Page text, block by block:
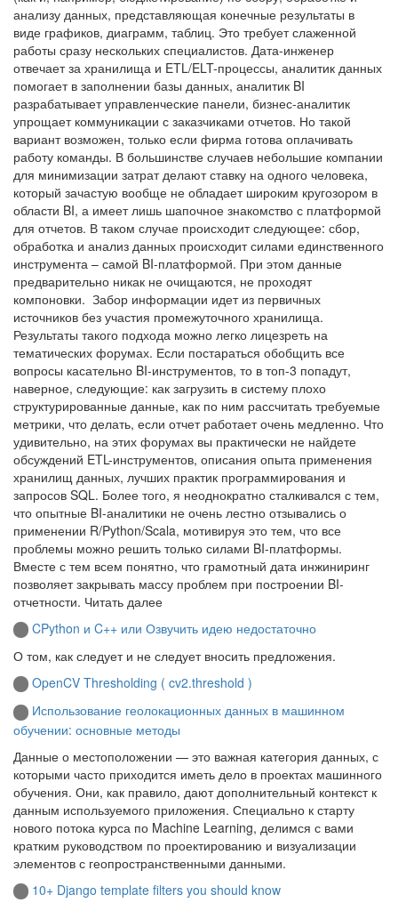
анализу данных, представляющая конечные результаты в
виде графиков, диаграмм, таблиц. Это требует слаженной
работы сразу нескольких специалистов. Дата-инженер
отвечает за хранилища и ETL/ELT-процессы, аналитик данных
помогает в заполнении базы данных, аналитик BI
разрабатывает управленческие панели, бизнес-аналитик
упрощает коммуникации с заказчиками отчетов. Но такой
вариант возможен, только если фирма готова оплачивать
работу команды. В большинстве случаев небольшие компании
для минимизации затрат делают ставку на одного человека,
который зачастую вообще не обладает широким кругозором в
области BI, а имеет лишь шапочное знакомство с платформой
для отчетов. В таком случае происходит следующее: сбор,
обработка и анализ данных происходит силами единственного
инструмента – самой BI-платформой. При этом данные
предварительно никак не очищаются, не проходят
компоновки. Забор информации идет из первичных
источников без участия промежуточного хранилища.
Результаты такого подхода можно легко лицезреть на
тематических форумах. Если постараться обобщить все
вопросы касательно BI-инструментов, то в топ-3 попадут,
наверное, следующие: как загрузить в систему плохо
структурированные данные, как по ним рассчитать требуемые
метрики, что делать, если отчет работает очень медленно. Что
удивительно, на этих форумах вы практически не найдете
обсуждений ETL-инструментов, описания опыта применения
хранилищ данных, лучших практик программирования и
запросов SQL. Более того, я неоднократно сталкивался с тем,
что опытные BI-аналитики не очень лестно отзывались о
применении R/Python/Scala, мотивируя это тем, что все
проблемы можно решить только силами BI-платформы.
Вместе с тем всем понятно, что грамотный дата инжиниринг
позволяет закрывать массу проблем при построении BI-
отчетности. Читать далее
CPython и C++ или Озвучить идею недостаточно
О том, как следует и не следует вносить предложения.
OpenCV Thresholding ( cv2.threshold )
Использование геолокационных данных в машинном
обучении: основные методы
Данные о местоположении — это важная категория данных, с
которыми часто приходится иметь дело в проектах машинного
обучения. Они, как правило, дают дополнительный контекст к
данным используемого приложения. Специально к старту
нового потока курса по Machine Learning, делимся с вами
кратким руководством по проектированию и визуализации
элементов с геопространственными данными.
10+ Django template filters you should know